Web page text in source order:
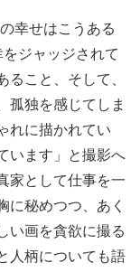
幸せはこうある
ジャッジされて
ること、そして、
孤独を感じてしま
れに描かれてい
います」と撮影へ
家として仕事を一
に秘めつつ、あく
い画を貪欲に撮る
人柄についても語